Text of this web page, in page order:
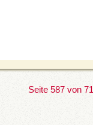
Seite 587 von